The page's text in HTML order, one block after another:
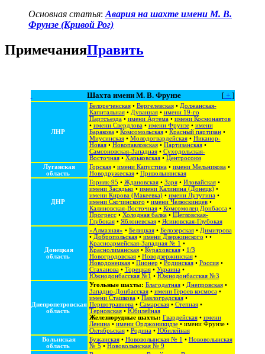
Основная статья: Авария на шахте имени М. В.
Фрунзе (Кривой Рог)
ПримечанияПравить
[+ ]
Шахта имени М. В. Фрунзе
ЛНР
Белореченская• Вергелевская• Должанская-
Капитальная• Дуванная• имени 19-го
Партсъезда• имени Артема• имени Космонавтов
• имени Свердлова• имени Фрунзе• имени
Баракова• Комсомольская• Красный партизан•
Миусинская• Молодогвардейская• Никанор-
Новая• Новопавловская• Партизанская•
Самсоновская-Западная• Суходольская-
Восточная• Харьковская• Центросоюз
Луганская
область
Горская• имени Капустина• имени Мельникова•
Новодружеская• Привольнянская
ДНР
Горняк-95 • Ждановская• Заря• Иловайская•
имени Засядько • имени Калинина (Донецк)•
имени Кирова (Макеевка)• имени Лутугина•
имени Скочинского • имени Челюскинцев•
Калиновская-Восточная• Комсомолец Донбасса•
Прогресс• Холодная балка• Щегловская-
Глубокая• Яблоневская• Ясиновская-Глубокая
Донецкая
область
«Алмазная» • Белицкая• Белозерская• Димитрова
• Добропольская• имени Дзержинского • •
Красноармейская-Западная № 1 •
Краснолиманская• Кураховская• 1/3
Новогродовская• Новодзержинская•
Новодонецкая• Пионер • Родинская• Россия•
Стаханова• Торецкая• Украина•
Южнодонбасская №1 • Южнодонбасская №3
Днепропетровская
область
Угольные шахты: Благодатная• Днепровская•
Западно-Донбасская• имени Героев космоса•
имени Сташкова• Павлоградская•
Першотравнева• Самарская• Степная•
Терновская• Юбилейная
Железнорудные шахты: Гвардейская• имени
Ленина• имени Орджоникидзе• имени Фрунзе•
Октябрьская• Родина• Юбилейная
Волынская
область
Бужанская• Нововолынская № 1 • Нововолынская
№ 5 • Нововолынская № 9